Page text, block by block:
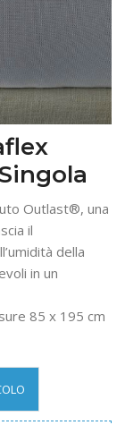
Outlast®, una
il
della
in un
85 x 195 cm